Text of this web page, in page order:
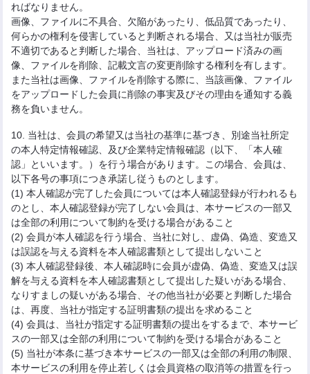
ればなりません。
画像、ファイルに不具合、欠陥があったり、低品質であったり、
何らかの権利を侵害していると判断される場合、又は当社が販売
不適切であると判断した場合、当社は、アップロード済みの画
像、ファイルを削除、記載文言の変更削除する権利を有します。
また当社は画像、ファイルを削除する際に、当該画像、ファイル
をアップロードした会員に削除の事実及びその理由を通知する義
務を負いません。
10. 当社は、会員の希望又は当社の基準に基づき、別途当社所定
の本人特定情報確認、及び企業特定情報確認（以下、「本人確
認」といいます。）を行う場合があります。この場合、会員は、
以下各号の事項につき承諾し従うものとします。
(1) 本人確認が完了した会員については本人確認登録が行われるも
のとし、本人確認登録が完了しない会員は、本サービスの一部又
は全部の利用について制約を受ける場合があること
(2) 会員が本人確認を行う場合、当社に対し、虚偽、偽造、変造又
は誤認を与える資料を本人確認書類として提出しないこと
(3) 本人確認登録後、本人確認時に会員が虚偽、偽造、変造又は誤
解を与える資料を本人確認書類として提出した疑いがある場合、
なりすましの疑いがある場合、その他当社が必要と判断した場合
は、再度、当社が指定する証明書類の提出を求めること
(4) 会員は、当社が指定する証明書類の提出をするまで、本サービ
スの一部又は全部の利用について制約を受ける場合があること
(5) 当社が本条に基づき本サービスの一部又は全部の利用の制限、
本サービスの利用を停止若しくは会員資格の取消等の措置を行っ